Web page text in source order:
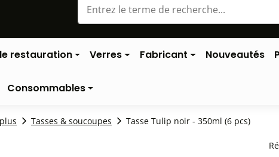
restauration Verres Fabricant Nouveautés
Consommables
Tasses & soucoupes Tasse Tulip noir - 350ml (6 pcs)